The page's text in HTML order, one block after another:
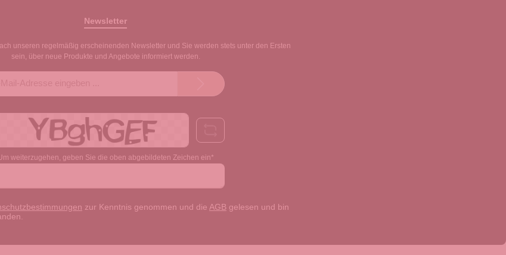
Newsletter
unseren regelmäßig erscheinenden Newsletter und Sie werden stets unter den Ersten
sein, über neue Produkte und Angebote informiert werden.
Adresse*
weiterzugehen, geben Sie die oben abgebildeten Zeichen ein*
zur Kenntnis genommen und die AGB gelesen und bin